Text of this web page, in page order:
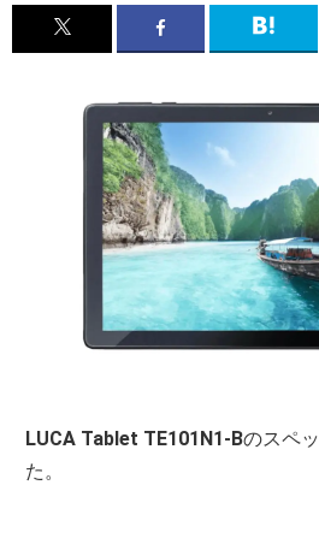
LUCA Tablet TE101N1-Bのスペ
た。